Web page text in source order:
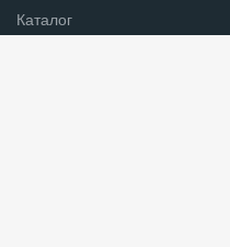
Каталог